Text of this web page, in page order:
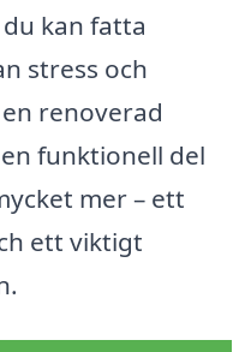
kan fatta
stress och
renoverad
funktionell del
mer – ett
ett viktigt